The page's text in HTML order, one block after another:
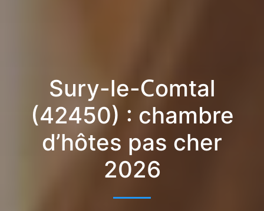
Sury-le-Comtal
(42450) : chambre
d’hôtes pas cher
2026